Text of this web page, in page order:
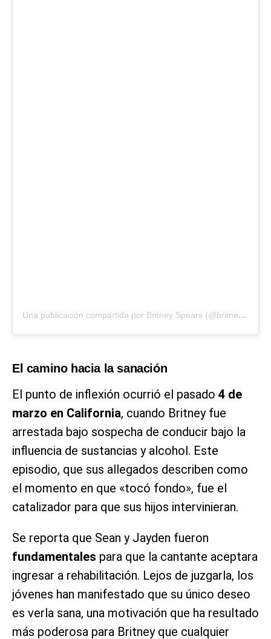
Una publicación compartida por Britney Spears (@britneyspears)
El camino hacia la sanación
El punto de inflexión ocurrió el pasado 4 de
marzo en California, cuando Britney fue
arrestada bajo sospecha de conducir bajo la
influencia de sustancias y alcohol. Este
episodio, que sus allegados describen como
el momento en que «tocó fondo», fue el
catalizador para que sus hijos intervinieran.
Se reporta que Sean y Jayden fueron
fundamentales para que la cantante aceptara
ingresar a rehabilitación. Lejos de juzgarla, los
jóvenes han manifestado que su único deseo
es verla sana, una motivación que ha resultado
más poderosa para Britney que cualquier